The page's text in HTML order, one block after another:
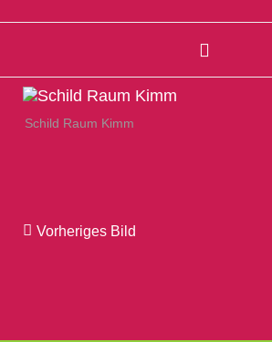
Schild Raum Kimm
Vorheriges Bild